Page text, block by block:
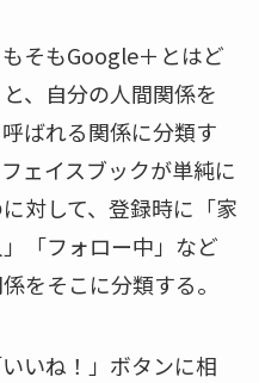
そもGoogle＋とはど
、自分の人間関係を
ばれる関係に分類す
ェイスブックが単純に
対して、登録時に「家
「フォロー中」など
をそこに分類する。
いね！」ボタンに相